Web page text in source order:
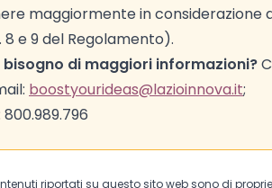
maggiormente in considerazione
8 e 9 del Regolamento).
bisogno di maggiori informazioni?
boostyourideas@lazioinnova.it;
800.989.796
riportati su questo sito web sono di